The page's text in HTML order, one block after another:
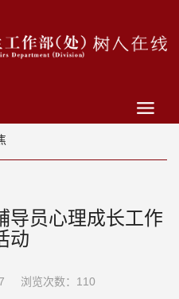
导员心理成长工作
动
浏览次数： 110